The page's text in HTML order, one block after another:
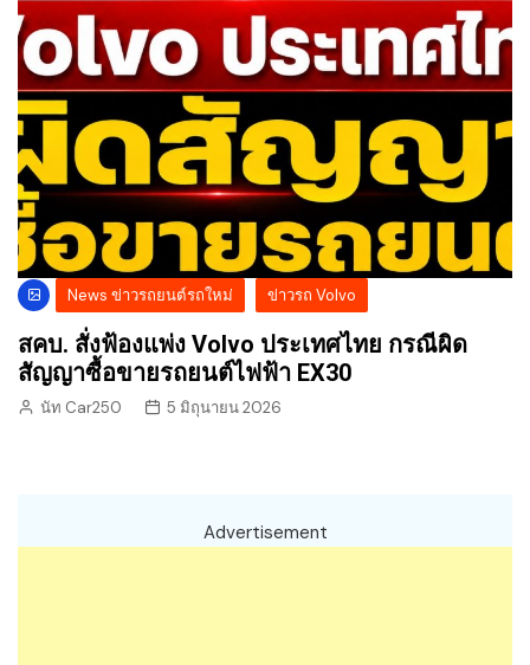
News ข่าวรถยนต์รถใหม่ ข่าวรถ Volvo
สคบ. สั่งฟ้องแพ่ง Volvo ประเทศไทย กรณีผิด
สัญญาซื้อขายรถยนต์ไฟฟ้า EX30
นัท Car250 5 มิถุนายน 2026
Advertisement